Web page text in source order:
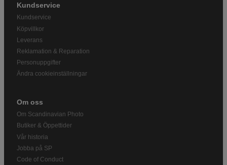
Kundservice
Kundservice
Köpvillkor
Leverans
Reklamation & Reparation
Personuppgifter
Ändra cookieinställningar
Om oss
Om Scandinavian Photo
Butiker & Öppettider
Vår historia
Jobba på SP
Code of Conduct